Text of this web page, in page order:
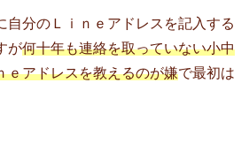
自分のＬｉｎｅアドレスを記入する
が何十年も連絡を取っていない小中
ｅアドレスを教えるのが嫌で最初は